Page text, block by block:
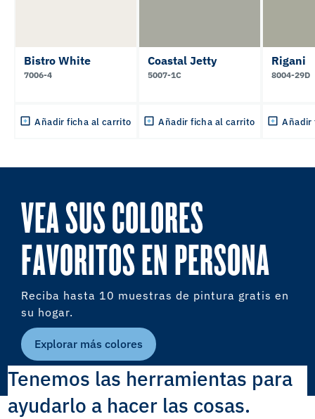
Bistro White
7006-4
Añadir ficha al carrito
Coastal Jetty
5007-1C
Añadir ficha al carrito
Rigani
8004-29D
Añadir
VEA SUS COLORES
FAVORITOS EN PERSONA
Reciba hasta 10 muestras de pintura gratis en
su hogar.
Explorar más colores
Tenemos las herramientas para
ayudarlo a hacer las cosas.